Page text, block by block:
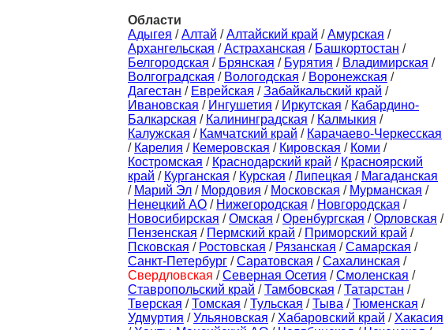
Области
Адыгея /Алтай /Алтайский край /Амурская /
Архангельская /Астраханская / Башкортостан /
Белгородская / Брянская / Бурятия / Владимирская /
Волгоградская / Вологодская / Воронежская /
Дагестан / Еврейская /Забайкальский край /
Ивановская / Ингушетия / Иркутская / Кабардино-
Балкарская / Калининградская / Калмыкия /
Калужская / Камчатский край / Карачаево-Черкесская
/ Карелия / Кемеровская / Кировская / Коми /
Костромская / Краснодарский край / Красноярский
край / Курганская / Курская /Липецкая / Магаданская
/ Марий Эл / Мордовия / Московская / Мурманская /
Ненецкий АО / Нижегородская / Новгородская /
Новосибирская /Омская /Оренбургская /Орловская /
Пензенская / Пермский край / Приморский край /
Псковская / Ростовская / Рязанская /Самарская /
Санкт-Петербург /Саратовская /Сахалинская /
Свердловская /Северная Осетия /Смоленская /
Ставропольский край /Тамбовская /Татарстан /
Тверская /Томская /Тульская /Тыва /Тюменская /
Удмуртия /Ульяновская / Хабаровский край / Хакасия